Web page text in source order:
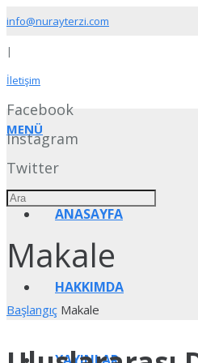
info@nurayterzi.com
|
İletişim
Facebook
Instagram
Twitter
MENÜ
ANASAYFA
HAKKIMDA
Makale
Başlangıç Makale